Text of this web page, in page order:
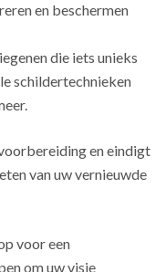
en beschermen
die iets unieks
schildertechnieken
en eindigt
van uw vernieuwde
voor een
om uw visie